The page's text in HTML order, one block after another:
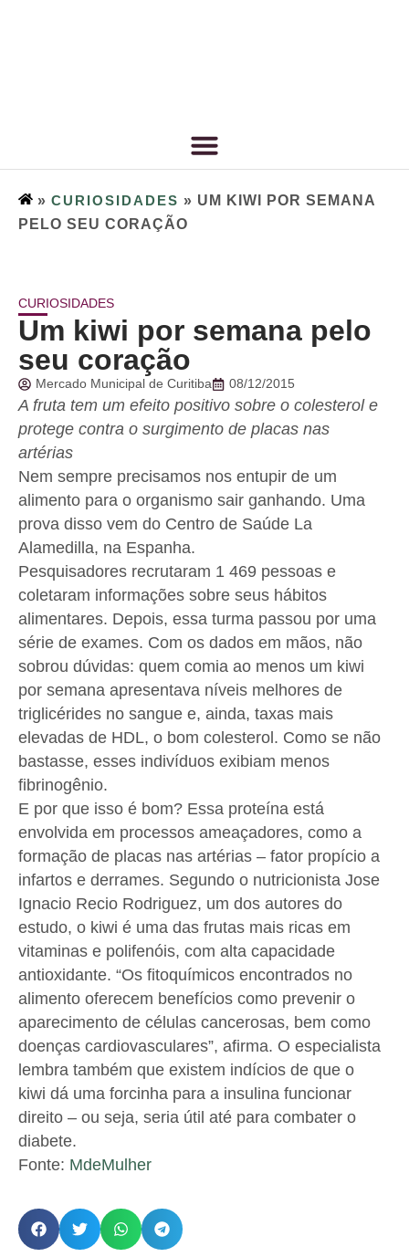
» CURIOSIDADES » UM KIWI POR SEMANA
PELO SEU CORAÇÃO
CURIOSIDADES
Um kiwi por semana pelo
seu coração
Mercado Municipal de Curitiba 08/12/2015
A fruta tem um efeito positivo sobre o colesterol e
protege contra o surgimento de placas nas
artérias
Nem sempre precisamos nos entupir de um
alimento para o organismo sair ganhando. Uma
prova disso vem do Centro de Saúde La
Alamedilla, na Espanha.
Pesquisadores recrutaram 1 469 pessoas e
coletaram informações sobre seus hábitos
alimentares. Depois, essa turma passou por uma
série de exames. Com os dados em mãos, não
sobrou dúvidas: quem comia ao menos um kiwi
por semana apresentava níveis melhores de
triglicérides no sangue e, ainda, taxas mais
elevadas de HDL, o bom colesterol. Como se não
bastasse, esses indivíduos exibiam menos
fibrinogênio.
E por que isso é bom? Essa proteína está
envolvida em processos ameaçadores, como a
formação de placas nas artérias – fator propício a
infartos e derrames. Segundo o nutricionista Jose
Ignacio Recio Rodriguez, um dos autores do
estudo, o kiwi é uma das frutas mais ricas em
vitaminas e polifenóis, com alta capacidade
antioxidante. “Os fitoquímicos encontrados no
alimento oferecem benefícios como prevenir o
aparecimento de células cancerosas, bem como
doenças cardiovasculares”, afirma. O especialista
lembra também que existem indícios de que o
kiwi dá uma forcinha para a insulina funcionar
direito – ou seja, seria útil até para combater o
diabete.
Fonte: MdeMulher